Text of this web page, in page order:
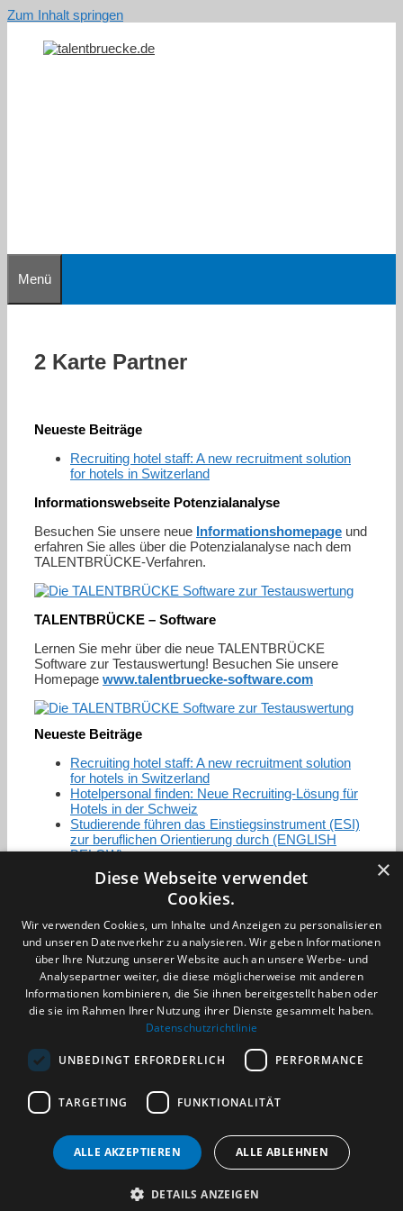
Zum Inhalt springen
Menü
2 Karte Partner
Neueste Beiträge
Recruiting hotel staff: A new recruitment solution
for hotels in Switzerland
Informationswebseite Potenzialanalyse
Besuchen Sie unsere neue Informationshomepage und
erfahren Sie alles über die Potenzialanalyse nach dem
TALENTBRÜCKE-Verfahren.
TALENTBRÜCKE – Software
Lernen Sie mehr über die neue TALENTBRÜCKE
Software zur Testauswertung! Besuchen Sie unsere
Homepage www.talentbruecke-software.com
Neueste Beiträge
Recruiting hotel staff: A new recruitment solution
for hotels in Switzerland
Hotelpersonal finden: Neue Recruiting-Lösung für
Hotels in der Schweiz
Studierende führen das Einstiegsinstrument (ESI)
zur beruflichen Orientierung durch (ENGLISH
BELOW)
Zertifizierung / Mitgliedschaften
Datenschutzerklärung
Benachrichtigungsservice
Kontakt und Anfahrt
(c) 2026 TALENTBRÜCKE GmbH & Co. KG
×
Diese Webseite verwendet
Cookies.
Wir verwenden Cookies, um Inhalte und Anzeigen zu personalisieren
und unseren Datenverkehr zu analysieren. Wir geben Informationen
über Ihre Nutzung unserer Website auch an unsere Werbe- und
Analysepartner weiter, die diese möglicherweise mit anderen
Informationen kombinieren, die Sie ihnen bereitgestellt haben oder
die sie im Rahmen Ihrer Nutzung ihrer Dienste gesammelt haben.
Datenschutzrichtlinie
UNBEDINGT ERFORDERLICH PERFORMANCE
TARGETING FUNKTIONALITÄT
ALLE AKZEPTIEREN ALLE ABLEHNEN
DETAILS ANZEIGEN